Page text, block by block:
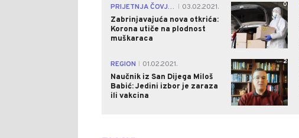
PRIJETNJA ČOVJEČANSTVU
03.02.2021.
Zabrinjavajuća nova otkrića:
Korona utiče na plodnost
muškaraca
0
REGION
01.02.2021.
Naučnik iz San Dijega Miloš
Babić: Jedini izbor je zaraza
ili vakcina
2